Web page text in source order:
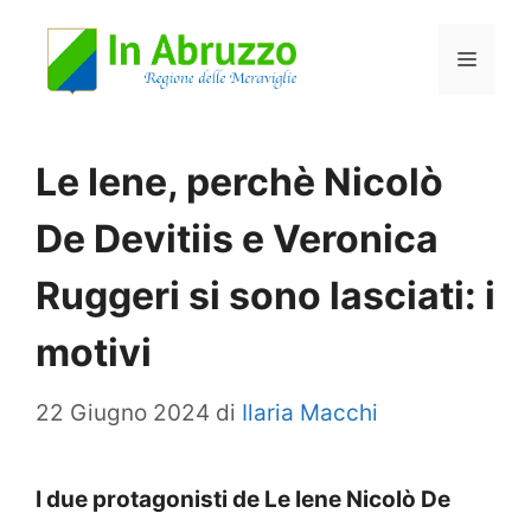
Menu
Le Iene, perchè Nicolò
De Devitiis e Veronica
Ruggeri si sono lasciati: i
motivi
22 Giugno 2024 di Ilaria Macchi
I due protagonisti de Le Iene Nicolò De